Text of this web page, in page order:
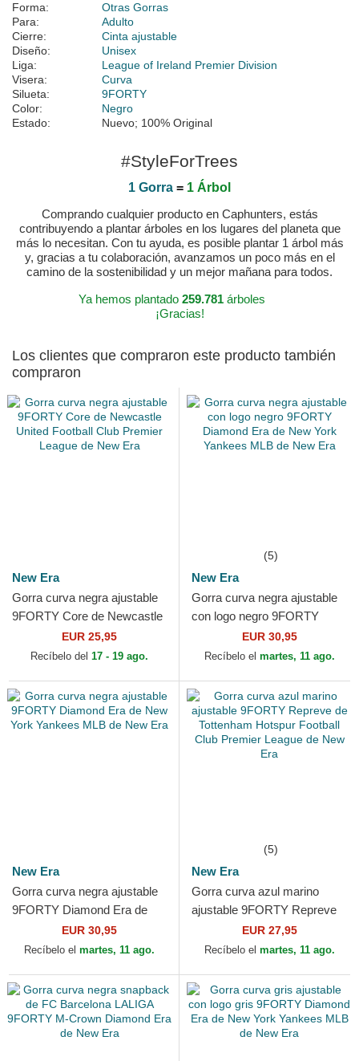
Forma:
Otras Gorras
Para:
Adulto
Cierre:
Cinta ajustable
Diseño:
Unisex
Liga:
League of Ireland Premier Division
Visera:
Curva
Silueta:
9FORTY
Color:
Negro
Estado:
Nuevo; 100% Original
#StyleForTrees
1 Gorra = 1 Árbol
Comprando cualquier producto en Caphunters, estás
contribuyendo a plantar árboles en los lugares del planeta que
más lo necesitan. Con tu ayuda, es posible plantar 1 árbol más
y, gracias a tu colaboración, avanzamos un poco más en el
camino de la sostenibilidad y un mejor mañana para todos.
Ya hemos plantado 259.781 árboles
¡Gracias!
Los clientes que compraron este producto también
compraron
New Era
Gorra curva negra ajustable
9FORTY Core de Newcastle
United Football Club Premier
League de New Era
EUR 25,95
Recíbelo del 17 - 19 ago.
(5)
New Era
Gorra curva negra ajustable
con logo negro 9FORTY
Diamond Era de New York
Yankees MLB de New Era
EUR 30,95
Recíbelo el martes, 11 ago.
New Era
Gorra curva negra ajustable
9FORTY Diamond Era de
New York Yankees MLB de
New Era
EUR 30,95
Recíbelo el martes, 11 ago.
(5)
New Era
Gorra curva azul marino
ajustable 9FORTY Repreve
de Tottenham Hotspur
Football Club Premier...
EUR 27,95
Recíbelo el martes, 11 ago.